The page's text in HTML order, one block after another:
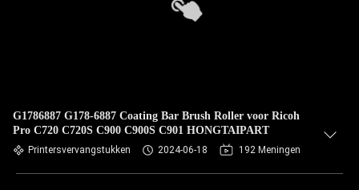
G1786887 G178-6887 Coating Bar Brush Roller voor Ricoh
Pro C720 C720S C900 C900S C901 HONGTAIPART
Printersvervangstukken 2024-06-18 192 Meningen